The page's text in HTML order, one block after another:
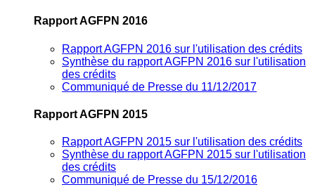
Rapport AGFPN 2016
Rapport AGFPN 2016 sur l'utilisation des crédits
Synthèse du rapport AGFPN 2016 sur l'utilisation
des crédits
Communiqué de Presse du 11/12/2017
Rapport AGFPN 2015
Rapport AGFPN 2015 sur l'utilisation des crédits
Synthèse du rapport AGFPN 2015 sur l'utilisation
des crédits
Communiqué de Presse du 15/12/2016